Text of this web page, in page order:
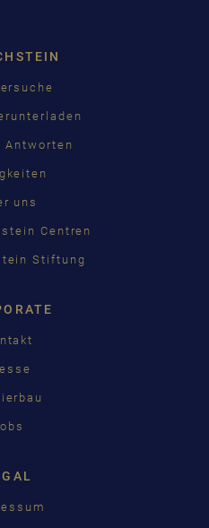
Antworten
uns
Centren
Stiftung